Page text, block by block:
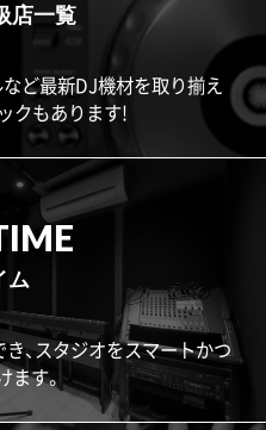
店一覧
ど最新DJ機材を取り揃え
クもあります!
ム
、スタジオをスマートかつ
す。